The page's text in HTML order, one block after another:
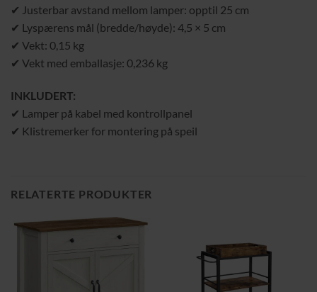
✔ Justerbar avstand mellom lamper: opptil 25 cm
✔ Lyspærens mål (bredde/høyde): 4,5 × 5 cm
✔ Vekt: 0,15 kg
✔ Vekt med emballasje: 0,236 kg
INKLUDERT:
✔ Lamper på kabel med kontrollpanel
✔ Klistremerker for montering på speil
RELATERTE PRODUKTER